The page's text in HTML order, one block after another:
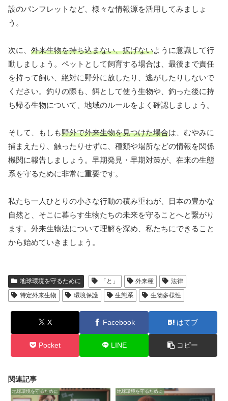
設のパンフレットなど、様々な情報源を活用してみましょ
う。
次に、 外来生物を持ち込まない、拡げないように意識して行
動しましょう。ペットとして飼育する場合は、最後まで責任
を持って飼い、絶対に野外に放したり、逃がしたりしないで
ください。釣りの際も、餌として使う生物や、釣った後に持
ち帰る生物について、地域のルールをよく確認しましょう。
そして、もしも野外で外来生物を見つけた場合は、むやみに
捕まえたり、触ったりせずに、種類や場所などの情報を関係
機関に報告しましょう。早期発見・早期対策が、在来の生態
系を守るために非常に重要です。
私たち一人ひとりの小さな行動の積み重ねが、日本の豊かな
自然と、そこに暮らす生物たちの未来を守ることへと繋がり
ます。外来生物法について理解を深め、私たちにできること
から始めていきましょう。
地球環境を守るために 「と」 外来種
法律
特定外来生物
環境保護 生態系 生物多様性
X Facebook はてブ
Pocket LINE コピー
関連記事
地球環境を守るために 地球環境を守るために